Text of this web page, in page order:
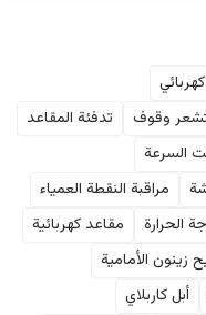
وقوف
تدفئة المقاعد
السرعة
مراقبة النقطة العمياء
الحرارة
مقاعد كهربائية
زينون الأمامية
أبل كاربلاي